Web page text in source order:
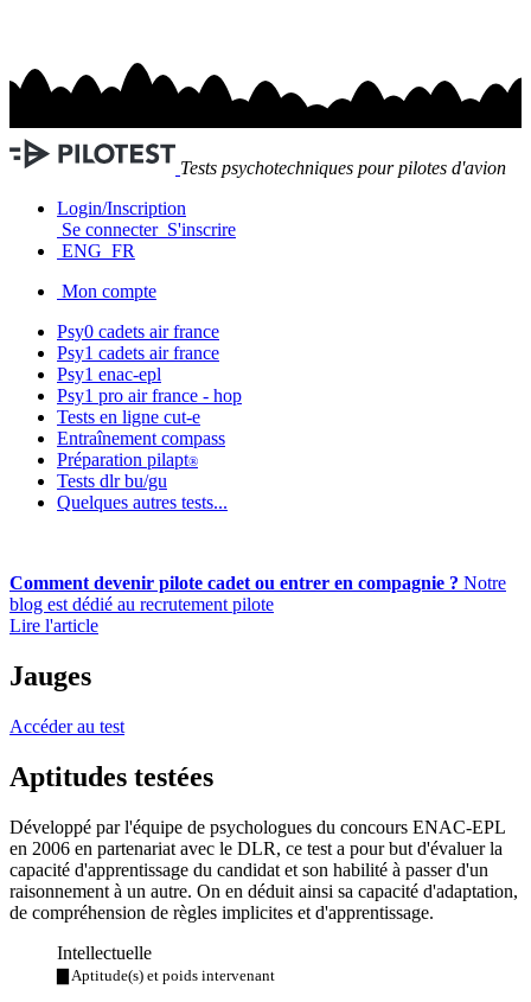
Tests psychotechniques pour pilotes d'avion
Login/Inscription
Se connecter S'inscrire
ENG FR
Mon compte
Psy0 cadets air france
Psy1 cadets air france
Psy1 enac-epl
Psy1 pro air france - hop
Tests en ligne cut-e
Entraînement compass
Préparation pilapt®
Tests dlr bu/gu
Quelques autres tests...
Comment devenir pilote cadet ou entrer en compagnie ? Notre
blog est dédié au recrutement pilote
Lire l'article
Jauges
Accéder au test
Aptitudes testées
Développé par l'équipe de psychologues du concours ENAC-EPL
en 2006 en partenariat avec le DLR, ce test a pour but d'évaluer la
capacité d'apprentissage du candidat et son habilité à passer d'un
raisonnement à un autre. On en déduit ainsi sa capacité d'adaptation,
de compréhension de règles implicites et d'apprentissage.
Intellectuelle
▇ Aptitude(s) et poids intervenant